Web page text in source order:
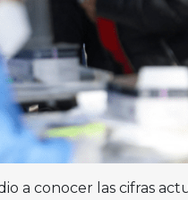
a conocer las cifras